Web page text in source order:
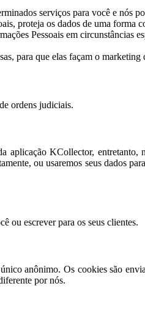
serviços para você e nós
proteja os dados de uma forma
Pessoais em circunstâncias
para que elas façam o
ordens judiciais.
KCollector,
ou usaremos seus dados
ou escrever para os seus clientes.
anônimo. Os cookies são
por nós.